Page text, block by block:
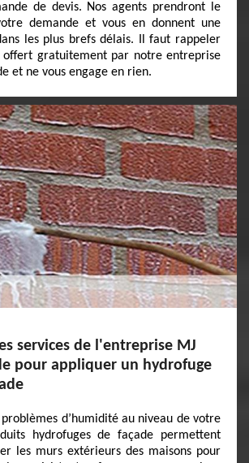
de devis. Nos agents prendront le
demande et vous en donnent une
les plus brefs délais. Il faut rappeler
offert gratuitement par notre entreprise
et ne vous engage en rien.
services de l'entreprise MJ
pour appliquer un hydrofuge
problèmes d’humidité au niveau de votre
hydrofuges de façade permettent
les murs extérieurs des maisons pour